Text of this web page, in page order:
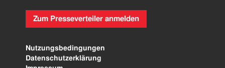
Zum Presseverteiler anmelden
Nutzungsbedingungen
Datenschutzerklärung